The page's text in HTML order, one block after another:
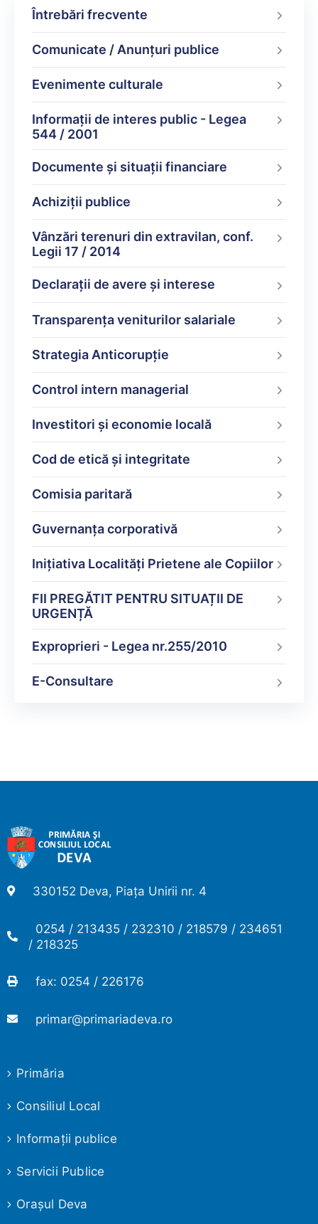
Întrebări frecvente
Comunicate / Anunțuri publice
Evenimente culturale
Informații de interes public - Legea
544 / 2001
Documente şi situaţii financiare
Achiziții publice
Vânzări terenuri din extravilan, conf.
Legii 17 / 2014
Declarații de avere şi interese
Transparența veniturilor salariale
Strategia Anticorupție
Control intern managerial
Investitori și economie locală
Cod de etică și integritate
Comisia paritară
Guvernanța corporativă
Inițiativa Localități Prietene ale Copiilor
FII PREGĂTIT PENTRU SITUAȚII DE
URGENȚĂ
Exproprieri - Legea nr.255/2010
E-Consultare
330152 Deva, Piața Unirii nr. 4
0254 / 213435 / 232310 / 218579 / 234651
/ 218325
fax: 0254 / 226176
primar@primariadeva.ro
Primăria
Consiliul Local
Informaţii publice
Servicii Publice
Oraşul Deva